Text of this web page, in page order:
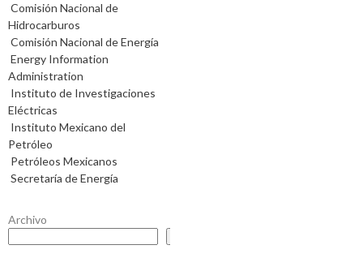
Comisión Nacional de
Hidrocarburos
Comisión Nacional de Energía
Energy Information
Administration
Instituto de Investigaciones
Eléctricas
Instituto Mexicano del
Petróleo
Petróleos Mexicanos
Secretaría de Energía
Archivo